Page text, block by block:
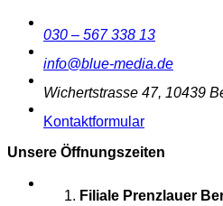
030 – 567 338 13
info@blue-media.de
Wichertstrasse 47, 10439
Kontaktformular
Unsere Öffnungszeiten
Filiale Prenzlauer